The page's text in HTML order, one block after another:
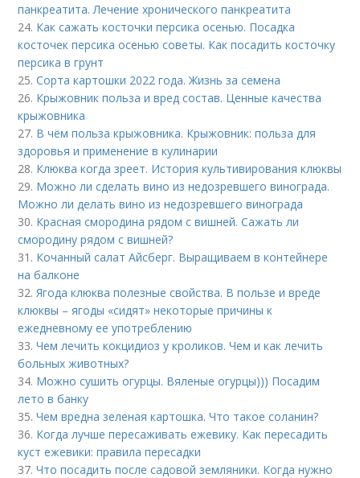
панкреатита. Лечение хронического панкреатита
24. Как сажать косточки персика осенью. Посадка
косточек персика осенью советы. Как посадить косточку
персика в грунт
25.Сорта картошки 2022 года. Жизнь за семена
26. Крыжовник польза и вред состав. Ценные качества
крыжовника
27. В чём польза крыжовника. Крыжовник: польза для
здоровья и применение в кулинарии
28. Клюква когда зреет. История культивирования клюквы
29. Можно ли сделать вино из недозревшего винограда.
Можно ли делать вино из недозревшего винограда
30. Красная смородина рядом с вишней. Сажать ли
смородину рядом с вишней?
31. Кочанный салат Айсберг. Выращиваем в контейнере
на балконе
32. Ягода клюква полезные свойства. В пользе и вреде
клюквы – ягоды «сидят» некоторые причины к
ежедневному ее употреблению
33.Чем лечить кокцидиоз у кроликов. Чем и как лечить
больных животных?
34. Можно сушить огурцы. Вяленые огурцы))) Посадим
лето в банку
35.Чем вредна зеленая картошка. Что такое соланин?
36. Когда лучше пересаживать ежевику. Как пересадить
куст ежевики: правила пересадки
37.Что посадить после садовой земляники. Когда нужно